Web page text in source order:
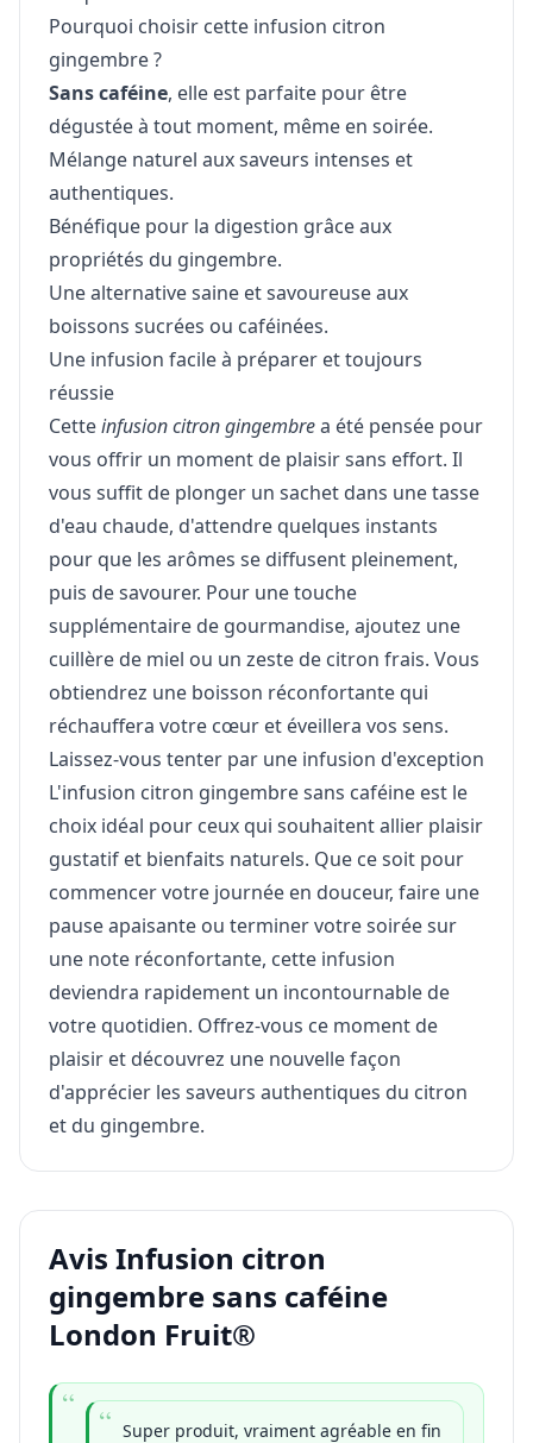
Pourquoi choisir cette infusion citron
gingembre ?
Sans caféine, elle est parfaite pour être
dégustée à tout moment, même en soirée.
Mélange naturel aux saveurs intenses et
authentiques.
Bénéfique pour la digestion grâce aux
propriétés du gingembre.
Une alternative saine et savoureuse aux
boissons sucrées ou caféinées.
Une infusion facile à préparer et toujours
réussie
Cetteinfusion citron gingembrea été pensée pour
vous offrir un moment de plaisir sans effort. Il
vous suffit de plonger un sachet dans une tasse
d'eau chaude, d'attendre quelques instants
pour que les arômes se diffusent pleinement,
puis de savourer. Pour une touche
supplémentaire de gourmandise, ajoutez une
cuillère de miel ou un zeste de citron frais. Vous
obtiendrez une boisson réconfortante qui
réchauffera votre cœur et éveillera vos sens.
Laissez-vous tenter par une infusion d'exception
L'infusion citron gingembre sans caféine est le
choix idéal pour ceux qui souhaitent allier plaisir
gustatif et bienfaits naturels. Que ce soit pour
commencer votre journée en douceur, faire une
pause apaisante ou terminer votre soirée sur
une note réconfortante, cette infusion
deviendra rapidement un incontournable de
votre quotidien. Offrez-vous ce moment de
plaisir et découvrez une nouvelle façon
d'apprécier les saveurs authentiques du citron
et du gingembre.
Avis Infusion citron
gingembre sans caféine
London Fruit®
Super produit, vraiment agréable en fin